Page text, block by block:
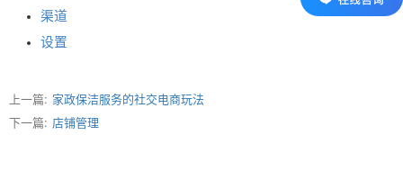
渠道
设置
上一篇: 家政保洁服务的社交电商玩法
下一篇: 店铺管理